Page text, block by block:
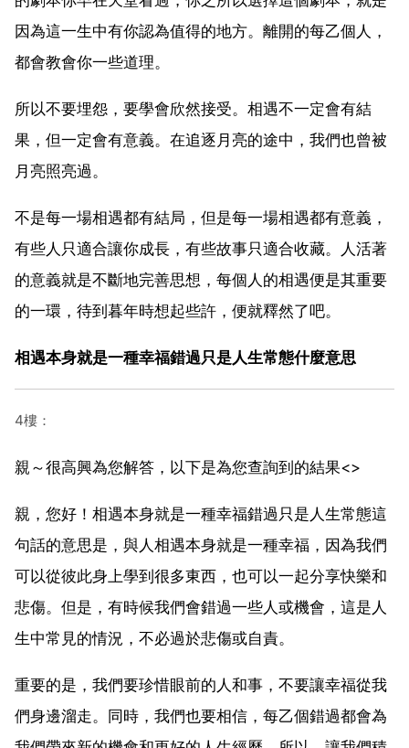
因為這一生中有你認為值得的地方。離開的每乙個人，
都會教會你一些道理。
所以不要埋怨，要學會欣然接受。相遇不一定會有結
果，但一定會有意義。在追逐月亮的途中，我們也曾被
月亮照亮過。
不是每一場相遇都有結局，但是每一場相遇都有意義，
有些人只適合讓你成長，有些故事只適合收藏。人活著
的意義就是不斷地完善思想，每個人的相遇便是其重要
的一環，待到暮年時想起些許，便就釋然了吧。
相遇本身就是一種幸福錯過只是人生常態什麼意思
4樓：
親～很高興為您解答，以下是為您查詢到的結果<>
親，您好！相遇本身就是一種幸福錯過只是人生常態這
句話的意思是，與人相遇本身就是一種幸福，因為我們
可以從彼此身上學到很多東西，也可以一起分享快樂和
悲傷。但是，有時候我們會錯過一些人或機會，這是人
生中常見的情況，不必過於悲傷或自責。
重要的是，我們要珍惜眼前的人和事，不要讓幸福從我
們身邊溜走。同時，我們也要相信，每乙個錯過都會為